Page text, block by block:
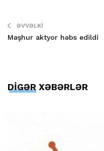
ƏVVƏLKI
Məşhur aktyor həbs edildi
DİGƏR XƏBƏRLƏR